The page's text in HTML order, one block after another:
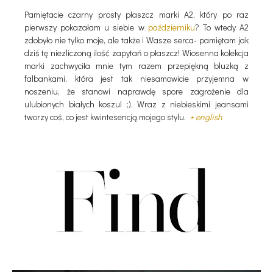
Pamiętacie czarny prosty płaszcz marki A2, który po raz
pierwszy pokazałam u siebie w październiku? To wtedy A2
zdobyło nie tylko moje, ale także i Wasze serca- pamiętam jak
dziś tę niezliczoną ilość zapytań o płaszcz! Wiosenna kolekcja
marki zachwyciła mnie tym razem przepiękną bluzką z
falbankami, która jest tak niesamowicie przyjemna w
noszeniu, że stanowi naprawdę spore zagrożenie dla
ulubionych białych koszul ;). Wraz z niebieskimi jeansami
tworzy coś, co jest kwintesencją mojego stylu. + english